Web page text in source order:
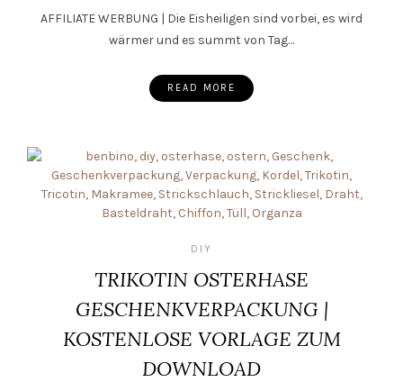
AFFILIATE WERBUNG | Die Eisheiligen sind vorbei, es wird
wärmer und es summt von Tag…
READ MORE
DIY
TRIKOTIN OSTERHASE
GESCHENKVERPACKUNG |
KOSTENLOSE VORLAGE ZUM
DOWNLOAD